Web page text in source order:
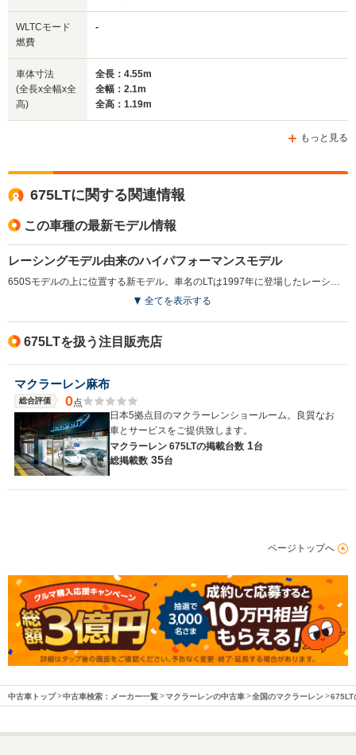
サイズ
(全長x全幅x全高)
WLTCモード
燃費
排気量
駆動方式
3799cc
MR
3799cc
MR
3994cc
MR
WLTCモード
燃費
-
車体寸法
(全長x全幅x全
高)
全長：4.55m
全幅：2.1m
全高：1.19m
もっと見る
675LTに関する関連情報
この車種の最新モデル情報
レーシングモデル由来のハイパフォーマンスモデル
650Sモデルの上に位置する新モデル。車名のLTは1997年に登場したレーシングモデル「マクラーレンF1・GTRロングテール」をオマージュしたものとなる。空力特性が見直され、ダウンフォースが増加。ドライバーとの一体感向上、エンジンのパフォーマンス向上や、軽量化といった改良が施されている。エンジンは3.8LのV8ツインターボで、車名の通り最高出力675psを発生する。限定モデルのP1を除けば、もっともハイパワーかつ軽量なモデルとなった（2015.3）
全てを表示する
675LTを扱う注目販売店
マクラーレン麻布
総合評価 0点
日本5拠点目のマクラーレンショールーム。良質なお
車とサービスをご提供致します。
マクラーレン 675LTの掲載台数 1台
総掲載数 35台
ページトップへ
中古車トップ 中古車検索：メーカー一覧 マクラーレンの中古車 全国のマクラーレン 675LT